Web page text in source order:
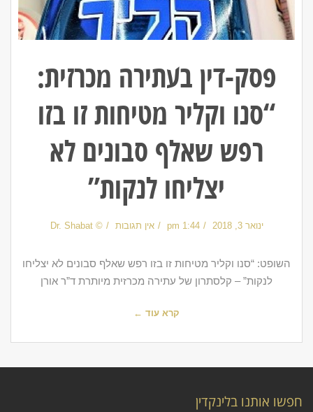
פסק-דין בעתירה מכרזית:
“סנו וקליר מטיחות זו בזו
רפש שאלף סבונים לא
יצליחו לנקות”
ינואר 3, 2018 1:44 pm אין תגובות © Dr. Shabat
השופט: “סנו וקליר מטיחות זו בזו רפש שאלף סבונים לא יצליחו
לנקות” – קלסתרון של עתירה מכרזית מיותרת ד”ר אורן
קרא עוד ←
חפשו אותנו בלינקדין